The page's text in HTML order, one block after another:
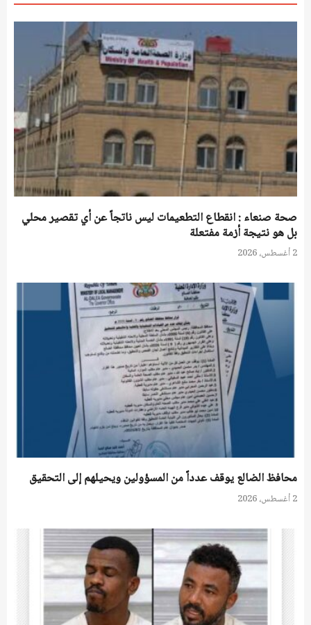
صحة صنعاء : انقطاع التطعيمات ليس ناتجاً عن أي تقصير محلي
بل هو نتيجة أزمة مفتعلة
2 أغسطس، 2026
محافظ الضالع يوقف عدداً من المسؤولين ويحيلهم إلى التحقيق
2 أغسطس، 2026